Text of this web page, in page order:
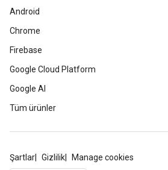
Android
Chrome
Firebase
Google Cloud Platform
Google AI
Tüm ürünler
Şartlar Gizlilik Manage cookies